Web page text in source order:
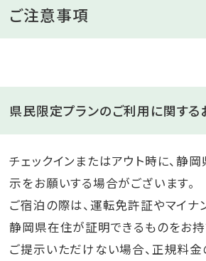
ご注意事項
県民限定プランのご利用に関する
チェックインまたはアウト時に、静
示をお願いする場合がございます。
ご宿泊の際は、運転免許証やマイナ
静岡県在住が証明できるものをお持
ご提示いただけない場合、正規料